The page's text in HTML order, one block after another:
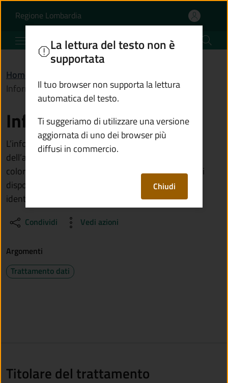
Informativa privacy
Regione Lombardia(apre in un'altra scheda).
Comune di Sulzano
Home
Informativa privacy SPID
Informativa privacy SPID
L’informativa è resa ai sensi dell’articolo 13 e
dell’articolo 14 del Regolamento (UE) 2016/679 a
coloro che effettuano l’accesso ai servizi digitali resi
disponibili dall’Ente attraverso il processo di
identificazione tramite il sistema SPID.
Condividi Vedi azioni
La lettura del testo non è
supportata
Il tuo browser non supporta la lettura
automatica del testo.
Ti suggeriamo di utilizzare una versione
aggiornata di uno dei browser più
diffusi in commercio.
Chiudi
Argomenti
Trattamento dati
Titolare del trattamento